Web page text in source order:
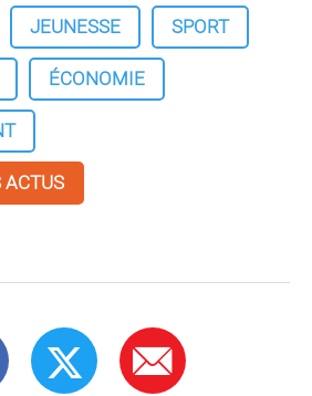
JEUNESSE
SPORT
ÉCONOMIE